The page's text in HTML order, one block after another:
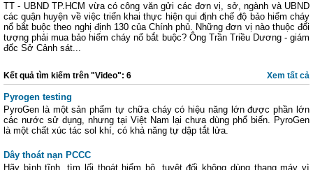
TT - UBND TP.HCM vừa có công văn gửi các đơn vị, sở, ngành và UBND
các quận huyện về việc triển khai thực hiện qui định chế độ bảo hiểm cháy
nổ bắt buộc theo nghị định 130 của Chính phủ. Những đơn vị nào thuộc đối
tượng phải mua bảo hiểm cháy nổ bắt buộc? Ông Trần Triều Dương - giám
đốc Sở Cảnh sát...
Xem tất cả
Kết quả tìm kiếm trên "Video": 6
Pyrogen testing
PyroGen là một sản phẩm tự chữa cháy có hiệu năng lớn được phần lớn
các nước sử dụng, nhưng tại Việt Nam lại chưa dùng phổ biến. PyroGen
là một chất xúc tác sol khí, có khả năng tự dập tắt lửa.
Dây thoát nạn PCCC
Hãy bình tĩnh, tìm lối thoát hiểm bộ, tuyệt đối không dùng thang máy vì